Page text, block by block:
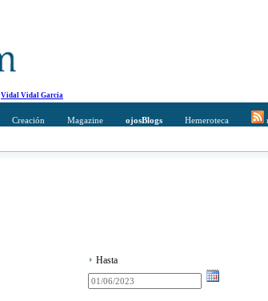
Vidal Vidal Garcia
Creación Magazine ojosBlogs Hemeroteca
Hasta